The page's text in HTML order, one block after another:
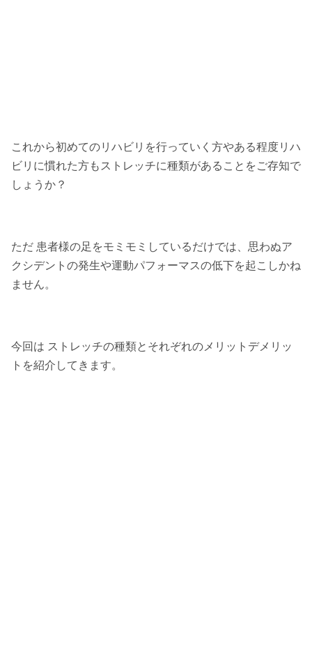
これから初めてのリハビリを行っていく方やある程度リハ
ビリに慣れた方もストレッチに種類があることをご存知で
しょうか？
ただ 患者様の足をモミモミしているだけでは、思わぬア
クシデントの発生や運動パフォーマスの低下を起こしかね
ません。
今回は ストレッチの種類とそれぞれのメリットデメリッ
トを紹介してきます。